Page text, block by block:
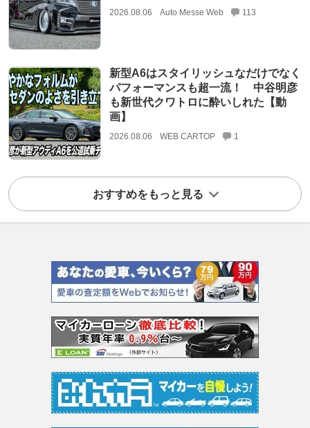
2026.08.06 Auto Messe Web 113
新型A6はスタイリッシュなだけでなく
パフォーマンスも超一流！ 中谷明彦
も新世代クワトロに酔いしれた【動
画】
2026.08.06 WEB CARTOP 1
おすすめをもっと見る